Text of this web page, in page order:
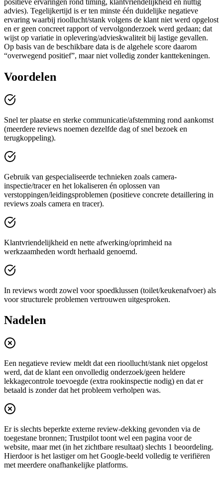
advies). Tegelijkertijd is er ten minste één duidelijke negatieve
ervaring waarbij rioollucht/stank volgens de klant niet werd opgelost
en er geen concreet rapport of vervolgonderzoek werd gedaan; dat
wijst op variatie in oplevering/advieskwaliteit bij lastige gevallen.
Op basis van de beschikbare data is de algehele score daarom
“overwegend positief”, maar niet volledig zonder kanttekeningen.
Voordelen
Snel ter plaatse en sterke communicatie/afstemming rond aankomst
(meerdere reviews noemen dezelfde dag of snel bezoek en
terugkoppeling).
Gebruik van gespecialiseerde technieken zoals camera-
inspectie/tracer en het lokaliseren én oplossen van
verstoppingen/leidingsproblemen (positieve concrete detaillering in
reviews zoals camera en tracer).
Klantvriendelijkheid en nette afwerking/oprimheid na
werkzaamheden wordt herhaald genoemd.
In reviews wordt zowel voor spoedklussen (toilet/keukenafvoer) als
voor structurele problemen vertrouwen uitgesproken.
Nadelen
Een negatieve review meldt dat een rioollucht/stank niet opgelost
werd, dat de klant een onvolledig onderzoek/geen heldere
lekkagecontrole toevoegde (extra rookinspectie nodig) en dat er
betaald is zonder dat het probleem verholpen was.
Er is slechts beperkte externe review-dekking gevonden via de
toegestane bronnen; Trustpilot toont wel een pagina voor de
website, maar met (in het zichtbare resultaat) slechts 1 beoordeling.
Hierdoor is het lastiger om het Google-beeld volledig te verifiëren
met meerdere onafhankelijke platforms.